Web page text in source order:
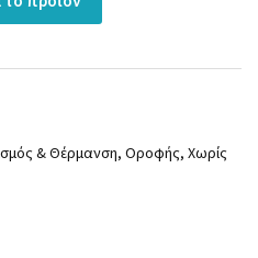
& Θέρμανση, Οροφής, Χωρίς